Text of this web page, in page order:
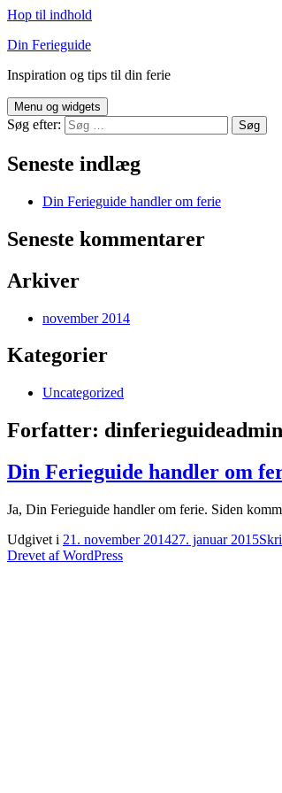
Hop til indhold
Din Ferieguide
Inspiration og tips til din ferie
Menu og widgets
Søg efter:
Seneste indlæg
Din Ferieguide handler om ferie
Seneste kommentarer
Arkiver
november 2014
Kategorier
Uncategorized
Forfatter: dinferieguideadmin
Din Ferieguide handler om
Ja, Din Ferieguide handler om ferie. Siden
Udgivet i 21. november 201427. januar 2015
Drevet af WordPress